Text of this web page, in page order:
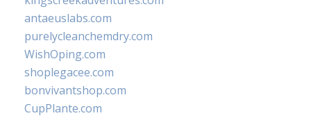
antaeuslabs.com
purelycleanchemdry.com
WishOping.com
shoplegacee.com
bonvivantshop.com
CupPlante.com